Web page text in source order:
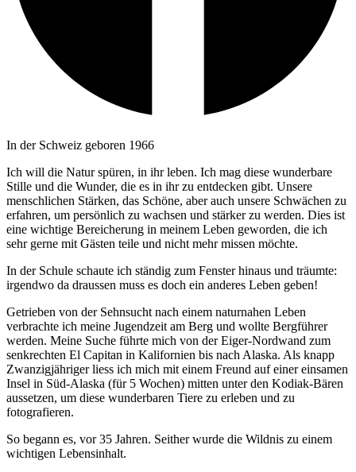
In der Schweiz geboren 1966
Ich will die Natur spüren, in ihr leben. Ich mag diese wunderbare
Stille und die Wunder, die es in ihr zu entdecken gibt. Unsere
menschlichen Stärken, das Schöne, aber auch unsere Schwächen zu
erfahren, um persönlich zu wachsen und stärker zu werden. Dies ist
eine wichtige Bereicherung in meinem Leben geworden, die ich
sehr gerne mit Gästen teile und nicht mehr missen möchte.
In der Schule schaute ich ständig zum Fenster hinaus und träumte:
irgendwo da draussen muss es doch ein anderes Leben geben!
Getrieben von der Sehnsucht nach einem naturnahen Leben
verbrachte ich meine Jugendzeit am Berg und wollte Bergführer
werden. Meine Suche führte mich von der Eiger-Nordwand zum
senkrechten El Capitan in Kalifornien bis nach Alaska. Als knapp
Zwanzigjähriger liess ich mich mit einem Freund auf einer einsamen
Insel in Süd-Alaska (für 5 Wochen) mitten unter den Kodiak-Bären
aussetzen, um diese wunderbaren Tiere zu erleben und zu
fotografieren.
So begann es, vor 35 Jahren. Seither wurde die Wildnis zu einem
wichtigen Lebensinhalt.